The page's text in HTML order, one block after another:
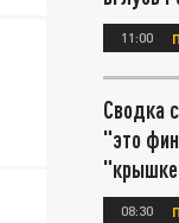
11:00
Сводка
"это
08:30